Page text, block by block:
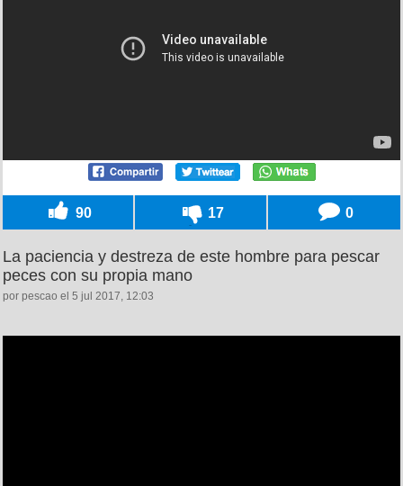
90 17 0
La paciencia y destreza de este hombre para pescar
peces con su propia mano
por pescao el 5 jul 2017, 12:03